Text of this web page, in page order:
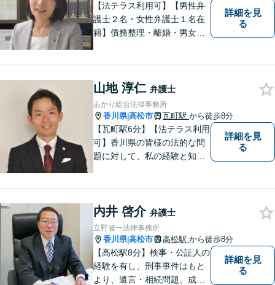
【法テラス利用可】【男性弁
護士２名・女性弁護士１名在
籍】債務整理・離婚・男女問
明を心がけています。早期解
決のため、まずはお気軽にご
相談ください。
詳細を見
る
山地 淳仁 弁護士
あかり総合法律事務所
香川県|高松市 瓦町駅 から徒歩8分
【瓦町駅6分】【法テラス利用
可】香川県の皆様の法的な問
題に対して、私の経験と知識
い。少しでもお役に立てるよ
う全力でサポートいたしま
す。
詳細を見
る
内井 啓介 弁護士
立野省一法律事務所
香川県|高松市 高松駅 から徒歩8分
【高松駅8分】検事・公証人の
経験を有し、刑事事件はもと
より、遺言・相続問題、成年
詳細を見
る